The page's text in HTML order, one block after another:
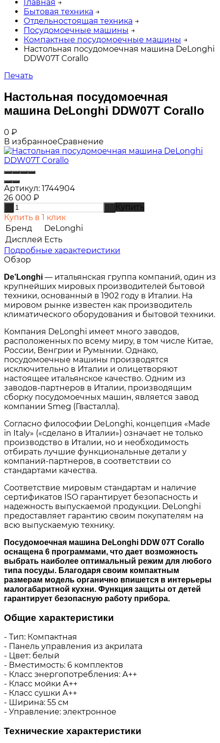
Главная →
Бытовая техника →
Отдельностоящая техника →
Посудомоечные машины →
Компактные посудомоечные машины →
Настольная посудомоечная машина DeLonghi
DDW07T Corallo
Печать
Настольная посудомоечная
машина DeLonghi DDW07T Corallo
0 ₽
В избранноеСравнение
Артикул: 1744904
26 000 ₽
Купить
Купить в 1 клик
Бренд
DeLonghi
Дисплей Есть
Подробные характеристики
Обзор
De’Longhi — итальянская группа компаний, один из
крупнейших мировых производителей бытовой
техники, основанный в 1902 году в Италии. На
мировом рынке известен как производитель
климатического оборудования и бытовой техники.
Компания DeLonghi имеет много заводов,
расположенных по всему миру, в том числе Китае,
России, Венгрии и Румынии. Однако,
посудомоечные машины производятся
исключительно в Италии и олицетворяют
настоящее итальянское качество. Одним из
заводов-партнеров в Италии, производящим
сборку посудомоечных машин, является завод
компании Smeg (Гвасталла).
Согласно философии DeLonghi, концепция «Made
in Italy» («сделано в Италии») означает не только
производство в Италии, но и необходимость
отбирать лучшие функциональные детали у
компаний-партнеров, в соответствии со
стандартами качества.
Соответствие мировым стандартам и наличие
сертификатов ISO гарантирует безопасность и
надежность выпускаемой продукции. DeLonghi
предоставляет гарантию своим покупателям на
всю выпускаемую технику.
Посудомоечная машина DeLonghi DDW 07T Corallo
оснащена 6 программами, что дает возможность
выбрать наиболее оптимальный режим для любого
типа посуды. Благодаря своим компактным
размерам модель органично впишется в интерьеры
малогабаритной кухни. Функция защиты от детей
гарантирует безопасную работу прибора.
Общие характеристики
- Тип: Компактная
- Панель управления из акрилата
- Цвет: белый
- Вместимость: 6 комплектов
- Класс энергопотребления: А++
- Класс мойки А++
- Класс сушки А++
- Ширина: 55 см
- Управление: электронное
Технические характеристики